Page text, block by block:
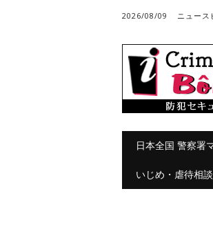
2026/08/09 ニュース
メイン
日本全国 警察署
いじめ・虐待相談